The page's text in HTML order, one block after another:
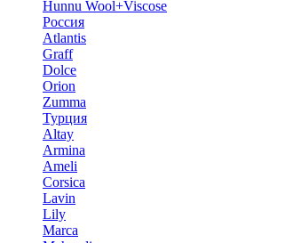
Hunnu Wool+Viscose
Россия
Atlantis
Graff
Dolce
Orion
Zumma
Турция
Altay
Armina
Ameli
Corsica
Lavin
Lily
Marca